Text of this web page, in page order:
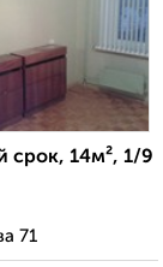
срок, 14м², 1/9
71